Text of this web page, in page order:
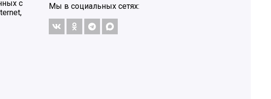
с
Мы в социальных сетях: